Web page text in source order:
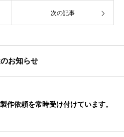
次の記事
お知らせ
作依頼を常時受け付けています。